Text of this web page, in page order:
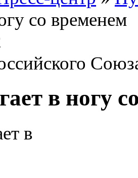
со временем
в ногу